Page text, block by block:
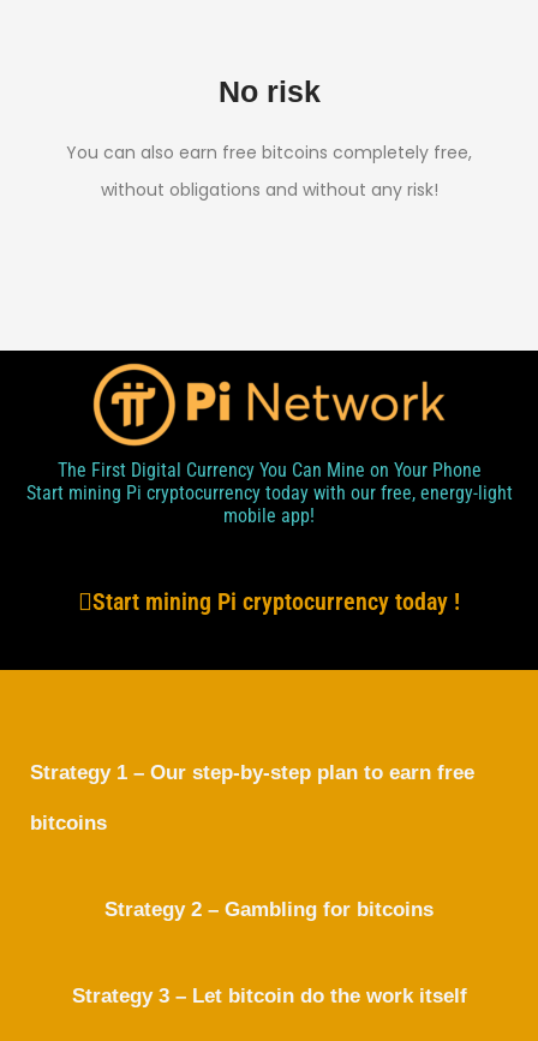
No risk
You can also earn free bitcoins completely free,
without obligations and without any risk!
The First Digital Currency You Can Mine on Your Phone
Start mining Pi cryptocurrency today with our free, energy-light
mobile app!
Start mining Pi cryptocurrency today !
Strategy 1 – Our step-by-step plan to earn free
bitcoins
Strategy 2 – Gambling for bitcoins
Strategy 3 – Let bitcoin do the work itself